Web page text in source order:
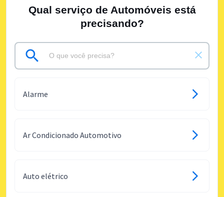
Qual serviço de Automóveis está
precisando?
Alarme
Ar Condicionado Automotivo
Auto elétrico